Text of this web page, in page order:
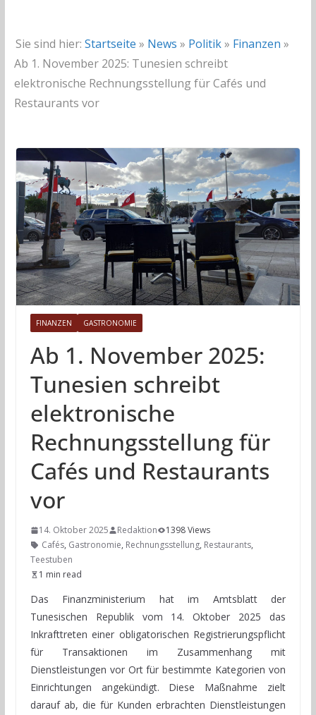
Sie sind hier: Startseite » News » Politik» Finanzen »
Ab 1. November 2025: Tunesien schreibt
elektronische Rechnungsstellung für Cafés und
Restaurants vor
FINANZEN GASTRONOMIE
Ab 1. November 2025:
Tunesien schreibt
elektronische
Rechnungsstellung für
Cafés und Restaurants
vor
14. Oktober 2025 Redaktion
1398 Views
Cafés, Gastronomie, Rechnungsstellung, Restaurants,
Teestuben
1 min read
Das Finanzministerium hat im Amtsblatt der
Tunesischen Republik vom 14. Oktober 2025 das
Inkrafttreten einer obligatorischen Registrierungspflicht
für Transaktionen im Zusammenhang mit
Dienstleistungen vor Ort für bestimmte Kategorien von
Einrichtungen angekündigt. Diese Maßnahme zielt
darauf ab, die für Kunden erbrachten Dienstleistungen